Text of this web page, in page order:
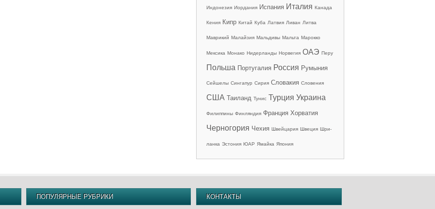
Индонезия Иордания Испания Италия Канада
Кения Кипр Китай Куба Латвия Ливан Литва
Маврикий Малайзия Мальдивы Мальта Марокко
Мексика Монако Нидерланды Норвегия ОАЭ Перу
Польша Португалия Россия Румыния
Сейшелы Сингапур Сирия Словакия Словения
США Таиланд Тунис Турция Украина
Филиппины Финляндия Франция Хорватия
Черногория Чехия Швейцария Швеция Шри-
ланка Эстония ЮАР Ямайка Япония
ПОПУЛЯРНЫЕ РУБРИКИ КОНТАКТЫ